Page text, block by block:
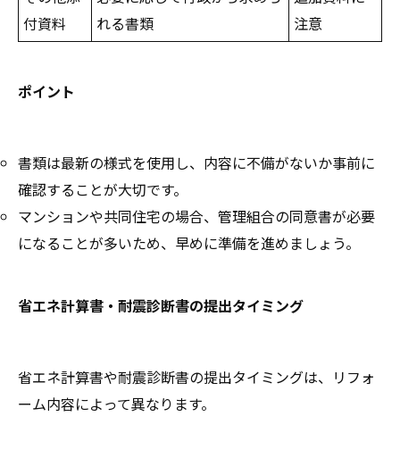
付資料
れる書類
注意
ポイント
書類は最新の様式を使用し、内容に不備がないか事前に
確認することが大切です。
マンションや共同住宅の場合、管理組合の同意書が必要
になることが多いため、早めに準備を進めましょう。
省エネ計算書・耐震診断書の提出タイミング
省エネ計算書や耐震診断書の提出タイミングは、リフォ
ーム内容によって異なります。